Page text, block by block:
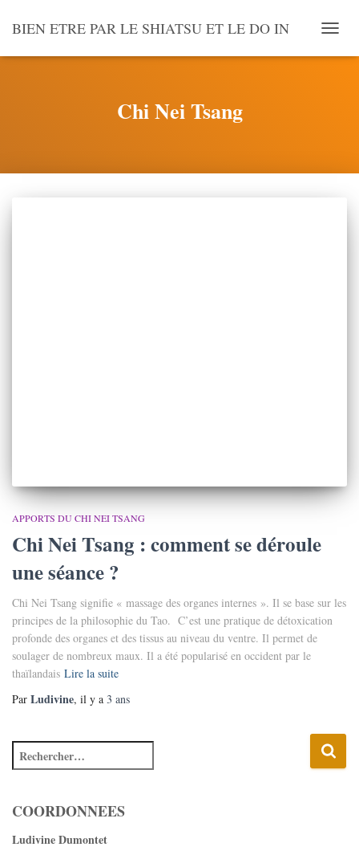
BIEN ETRE PAR LE SHIATSU ET LE DO IN
LA
Chi Nei Tsang
APPORTS DU CHI NEI TSANG
Chi Nei Tsang : comment se déroule
une séance ?
Chi Nei Tsang signifie « massage des organes internes ». Il se base sur les
principes de la philosophie du Tao. C’est une pratique de détoxication
profonde des organes et des tissus au niveau du ventre. Il permet de
soulager de nombreux maux. Il a été popularisé en occident par le
thaïlandais Lire la suite
Par Ludivine, il y a 3 ans
COORDONNEES
Ludivine Dumontet